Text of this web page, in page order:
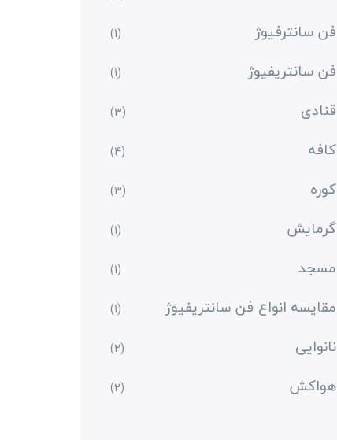
فن سانترفیوژ (1)
فن سانتریفیوژ (1)
قنادی (3)
کافه (4)
کوره (3)
گرمایش (1)
مسجد (1)
مقایسه انواع فن سانتریفیوژ (1)
نانوایی (2)
هواکش (2)